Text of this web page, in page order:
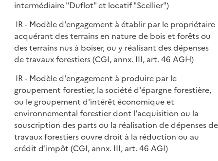
intermédiaire "Duflot" et locatif "Scellier")
IR - Modèle d'engagement à établir par le propriétaire
acquérant des terrains en nature de bois et forêts ou
des terrains nus à boiser, ou y réalisant des dépenses
de travaux forestiers (CGI, annx. III, art. 46 AGH)
IR - Modèle d'engagement à produire par le
groupement forestier, la société d'épargne forestière,
ou le groupement d'intérêt économique et
environnemental forestier dont l'acquisition ou la
souscription des parts ou la réalisation de dépenses de
travaux forestiers ouvre droit à la réduction ou au
crédit d'impôt (CGI, annx. III, art. 46 AGI)